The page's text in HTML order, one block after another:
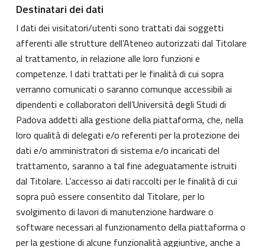
Destinatari dei dati
I dati dei visitatori/utenti sono trattati dai soggetti
afferenti alle strutture dell’Ateneo autorizzati dal Titolare
al trattamento, in relazione alle loro funzioni e
competenze. I dati trattati per le finalità di cui sopra
verranno comunicati o saranno comunque accessibili ai
dipendenti e collaboratori dell’Università degli Studi di
Padova addetti alla gestione della piattaforma, che, nella
loro qualità di delegati e/o referenti per la protezione dei
dati e/o amministratori di sistema e/o incaricati del
trattamento, saranno a tal fine adeguatamente istruiti
dal Titolare. L’accesso ai dati raccolti per le finalità di cui
sopra può essere consentito dal Titolare, per lo
svolgimento di lavori di manutenzione hardware o
software necessari al funzionamento della piattaforma o
per la gestione di alcune funzionalità aggiuntive, anche a